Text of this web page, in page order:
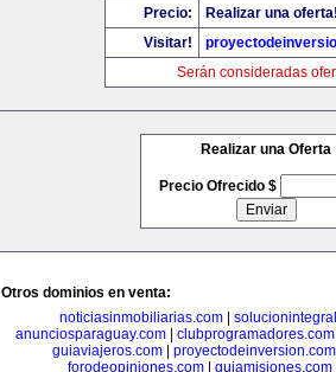
Precio:
Realizar una
Visitar!
Serán consideradas
Realizar una Oferta
Precio Ofrecido $
Otros dominios en venta:
noticiasinmobiliarias.com
anunciosparaguay.com
clubprogramadores.com
guiaviajeros.com| proyectodeinversion.com
forodeopiniones.com
guiamisiones.com